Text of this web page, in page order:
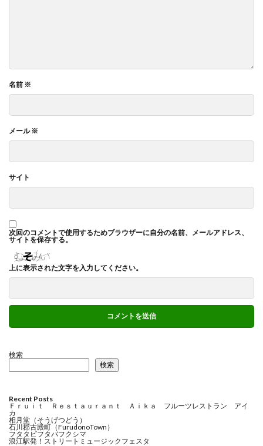
名前 ※
メール※
サイト
次回のコメントで使用するためブラウザーに自分の名前、メールアドレス、
サイトを保存する。
上に表示された文字を入力してください。
検索
検索
Recent Posts
Ｆｒｕｉｔ Ｒｅｓｔａｕｒａｎｔ Ａｉｋａ フルーツレストラン アイ
カ
相月堂（そうげつどう）
石川郡古殿町（FurudonoTown）
フタタビフタバフクシマ
浪江駅発！ストリートミュージックフェスタ